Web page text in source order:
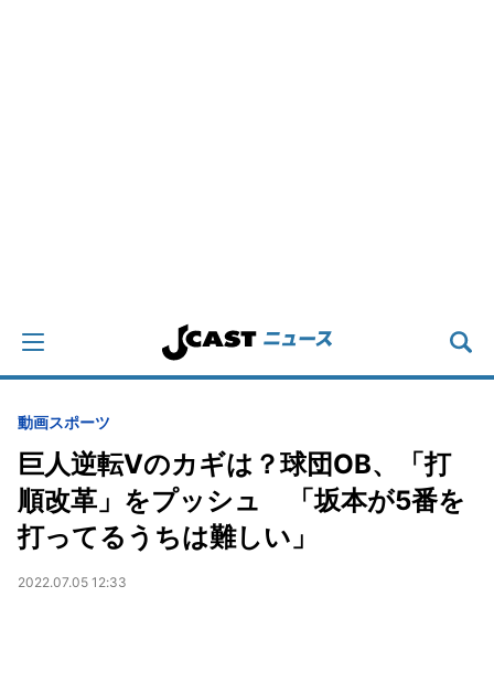
動画スポーツ
巨人逆転Vのカギは？球団OB、「打
順改革」をプッシュ 「坂本が5番を
打ってるうちは難しい」
2022.07.05 12:33